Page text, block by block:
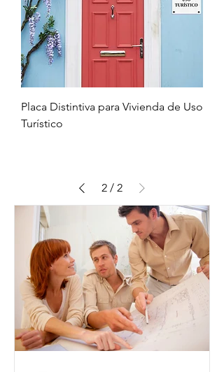
Placa Distintiva para Vivienda de Uso
Turístico
2 / 2